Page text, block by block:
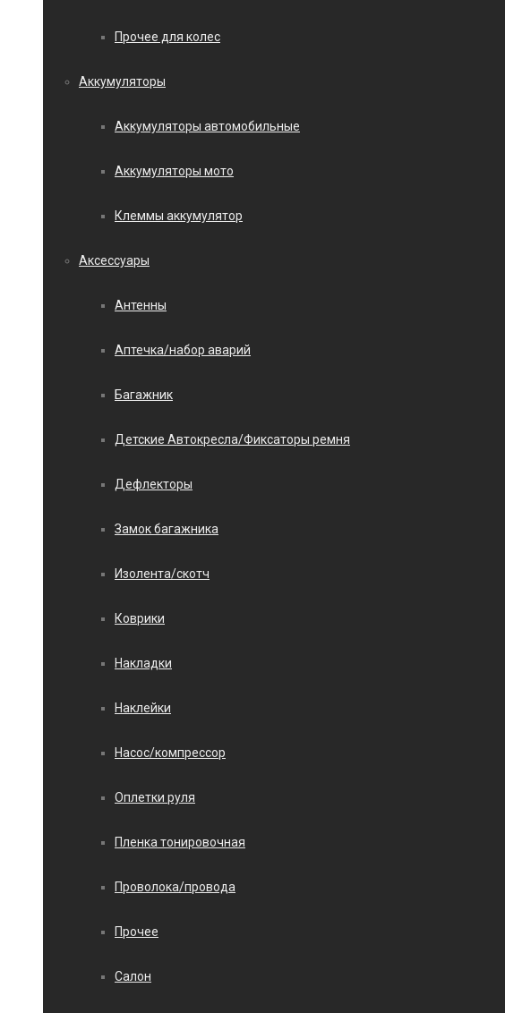
Прочее для колес
Аккумуляторы
Аккумуляторы автомобильные
Аккумуляторы мото
Клеммы аккумулятор
Аксессуары
Антенны
Аптечка/набор аварий
Багажник
Детские Автокресла/Фиксаторы ремня
Дефлекторы
Замок багажника
Изолента/скотч
Коврики
Накладки
Наклейки
Насос/компрессор
Оплетки руля
Пленка тонировочная
Проволока/провода
Прочее
Салон